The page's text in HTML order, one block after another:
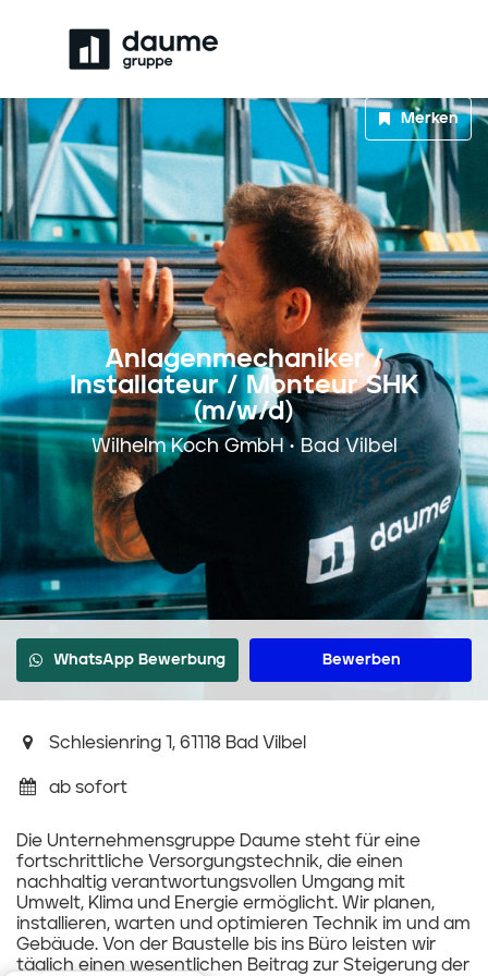
Anlagenmechaniker /
Installateur / Monteur SHK
(m/w/d)
Wilhelm Koch GmbH • Bad Vilbel
Merken
WhatsApp Bewerbung Bewerben
Schlesienring 1, 61118 Bad Vilbel
ab sofort
Die Unternehmensgruppe Daume steht für eine
fortschrittliche Versorgungstechnik, die einen
nachhaltig verantwortungsvollen Umgang mit
Umwelt, Klima und Energie ermöglicht. Wir planen,
installieren, warten und optimieren Technik im und am
Gebäude. Von der Baustelle bis ins Büro leisten wir
täglich einen wesentlichen Beitrag zur Steigerung der